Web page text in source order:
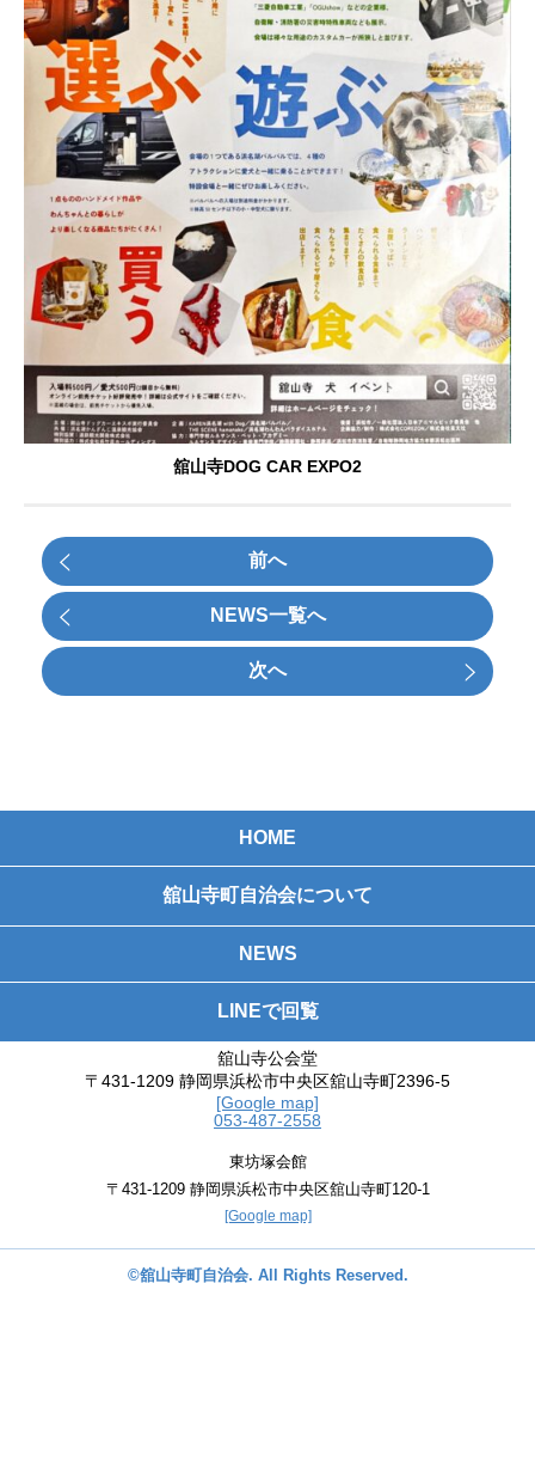
舘山寺DOG CAR EXPO2
前へ
NEWS一覧へ
次へ
HOME
舘山寺町自治会について
NEWS
LINEで回覧
舘山寺公会堂
〒431-1209 静岡県浜松市中央区舘山寺町2396-5
[Google map]
053-487-2558
東坊塚会館
〒431-1209 静岡県浜松市中央区舘山寺町120-1
[Google map]
©舘山寺町自治会. All Rights Reserved.